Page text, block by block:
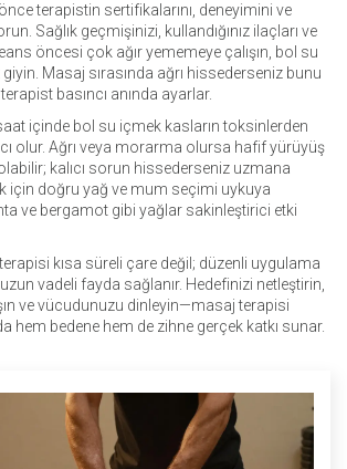
terapistin sertifikalarını, deneyimini ve
Sağlık geçmişinizi, kullandığınız ilaçları ve
öncesi çok ağır yememeye çalışın, bol su
Masaj sırasında ağrı hissederseniz bunu
basıncı anında ayarlar.
içinde bol su içmek kasların toksinlerden
olur. Ağrı veya morarma olursa hafif yürüyüş
kalıcı sorun hissederseniz uzmana
için doğru yağ ve mum seçimi uykuya
ve bergamot gibi yağlar sakinleştirici etki
kısa süreli çare değil; düzenli uygulama
vadeli fayda sağlanır. Hedefinizi netleştirin,
ve vücudunuzu dinleyin—masaj terapisi
hem bedene hem de zihne gerçek katkı sunar.